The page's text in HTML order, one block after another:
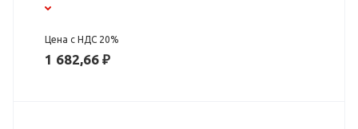
Цена с НДС 20%
1 682,66 ₽